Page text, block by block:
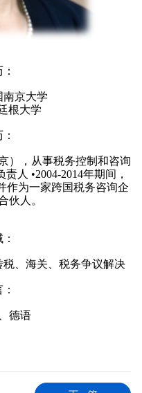
南京大学
根大学
），从事税务控制和咨询
人 •2004-2014年期间，
作为一家跨国税务咨询企
伙人。
、海关、税务争议解决
德语